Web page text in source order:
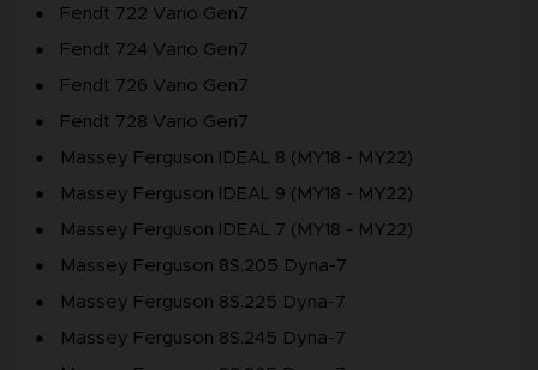
Fendt 722 Vario Gen7
Fendt 724 Vario Gen7
Fendt 726 Vario Gen7
Fendt 728 Vario Gen7
Massey Ferguson IDEAL 8 (MY18 - MY22)
Massey Ferguson IDEAL 9 (MY18 - MY22)
Massey Ferguson IDEAL 7 (MY18 - MY22)
Massey Ferguson 8S.205 Dyna-7
Massey Ferguson 8S.225 Dyna-7
Massey Ferguson 8S.245 Dyna-7